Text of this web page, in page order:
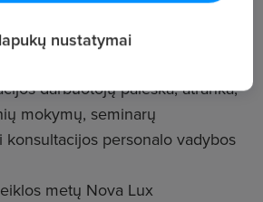
septyniolika metų dirbanti
darbuotojų paieška, atranka,
mokymų, seminarų
konsultacijos personalo vadybos
metų Nova Lux
nustatymai